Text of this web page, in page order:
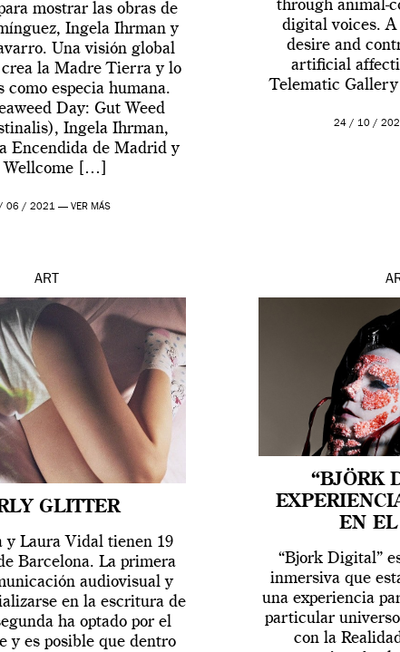
mostrar las obras de
Ingela Ihrman y
Una visión global
la Madre Tierra y lo
como especia humana.
Day: Gut Weed
Ingela Ihrman,
Encendida de Madrid y
Wellcome […]
06 / 2021 —VER MÁS
through animal-
digital voices.
desire and
artificial
Telematic
24 / 10 /
ART
GLITTER
y Laura Vidal tienen 19
Barcelona. La primera
audiovisual y
en la escritura de
ha optado por el
y es posible que dentro
“BJÖRK
EN EL
“Bjork Digital”
inmersiva que
una experiencia
particular
con la